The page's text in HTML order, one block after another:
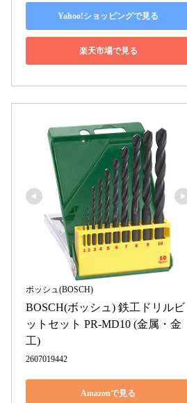
Yahoo!ショッピングで見る
楽天市場で見る
ボッシュ(BOSCH)
BOSCH(ボッシュ) 鉄工ドリルビ
ットセット PR-MD10 (金属・金
工)
2607019442
Amazonで見る